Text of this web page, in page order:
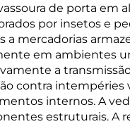
de porta em
por insetos e
a mercadorias
em ambientes
a
contra
internos. A
estruturais. A